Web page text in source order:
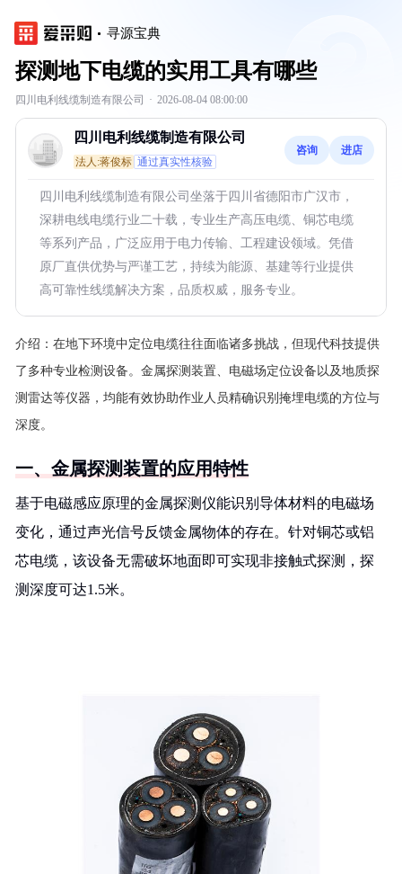
寻源宝典
探测地下电缆的实用工具有哪些
四川电利线缆制造有限公司 · 2026-08-04 08:00:00
四川电利线缆制造有限公司
法人:蒋俊标 通过真实性核验
咨询 进店
四川电利线缆制造有限公司坐落于四川省德阳市广汉市，
深耕电线电缆行业二十载，专业生产高压电缆、铜芯电缆
等系列产品，广泛应用于电力传输、工程建设领域。凭借
原厂直供优势与严谨工艺，持续为能源、基建等行业提供
高可靠性线缆解决方案，品质权威，服务专业。
介绍： 在地下环境中定位电缆往往面临诸多挑战，但现代科技提供
了多种专业检测设备。金属探测装置、电磁场定位设备以及地质探
测雷达等仪器，均能有效协助作业人员精确识别掩埋电缆的方位与
深度。
一、金属探测装置的应用特性
基于电磁感应原理的金属探测仪能识别导体材料的电磁场
变化，通过声光信号反馈金属物体的存在。针对铜芯或铝
芯电缆，该设备无需破坏地面即可实现非接触式探测，探
测深度可达1.5米。